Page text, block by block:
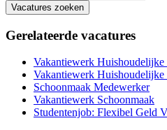
Vacatures zoeken
Gerelateerde vacatures
Vakantiewerk
Vakantiewerk
Schoonmaak Medewerker
Vakantiewerk Schoonmaak
Studentenjob: Flexibel Geld